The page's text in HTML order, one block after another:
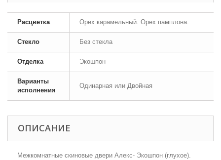
Расцветка Орех карамельный. Орех памплона.
Стекло Без стекла
Отделка Экошпон
Варианты
исполнения
Одинарная или Двойная
ОПИСАНИЕ
Межкомнатные скиновые двери Алекс- Экошпон (глухое).